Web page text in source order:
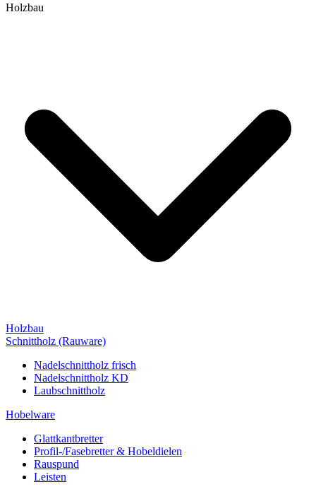
Holzbau
Holzbau
Schnittholz (Rauware)
Nadelschnittholz frisch
Nadelschnittholz KD
Laubschnittholz
Hobelware
Glattkantbretter
Profil-/Fasebretter & Hobeldielen
Rauspund
Leisten